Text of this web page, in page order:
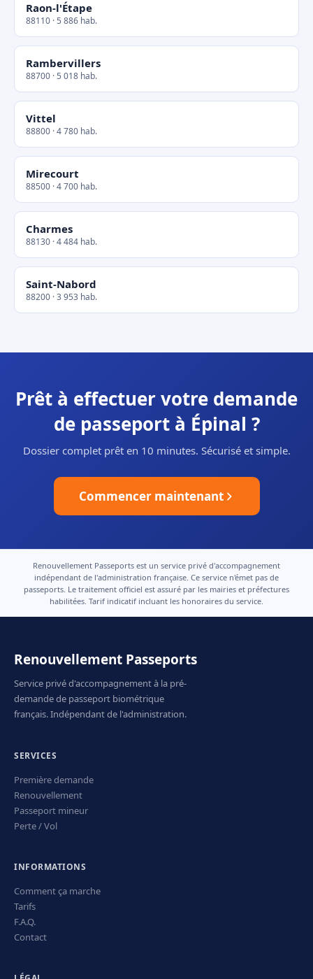
Raon-l'Étape
88110 · 5 886 hab.
Rambervillers
88700 · 5 018 hab.
Vittel
88800 · 4 780 hab.
Mirecourt
88500 · 4 700 hab.
Charmes
88130 · 4 484 hab.
Saint-Nabord
88200 · 3 953 hab.
Prêt à effectuer votre demande
de passeport à Épinal ?
Dossier complet prêt en 10 minutes. Sécurisé et simple.
Commencer maintenant
Renouvellement Passeports est un service privé d'accompagnement
indépendant de l'administration française. Ce service n'émet pas de
passeports. Le traitement officiel est assuré par les mairies et préfectures
habilitées. Tarif indicatif incluant les honoraires du service.
Renouvellement Passeports
Service privé d'accompagnement à la pré-
demande de passeport biométrique
français. Indépendant de l'administration.
SERVICES
Première demande
Renouvellement
Passeport mineur
Perte / Vol
INFORMATIONS
Comment ça marche
Tarifs
F.A.Q.
Contact